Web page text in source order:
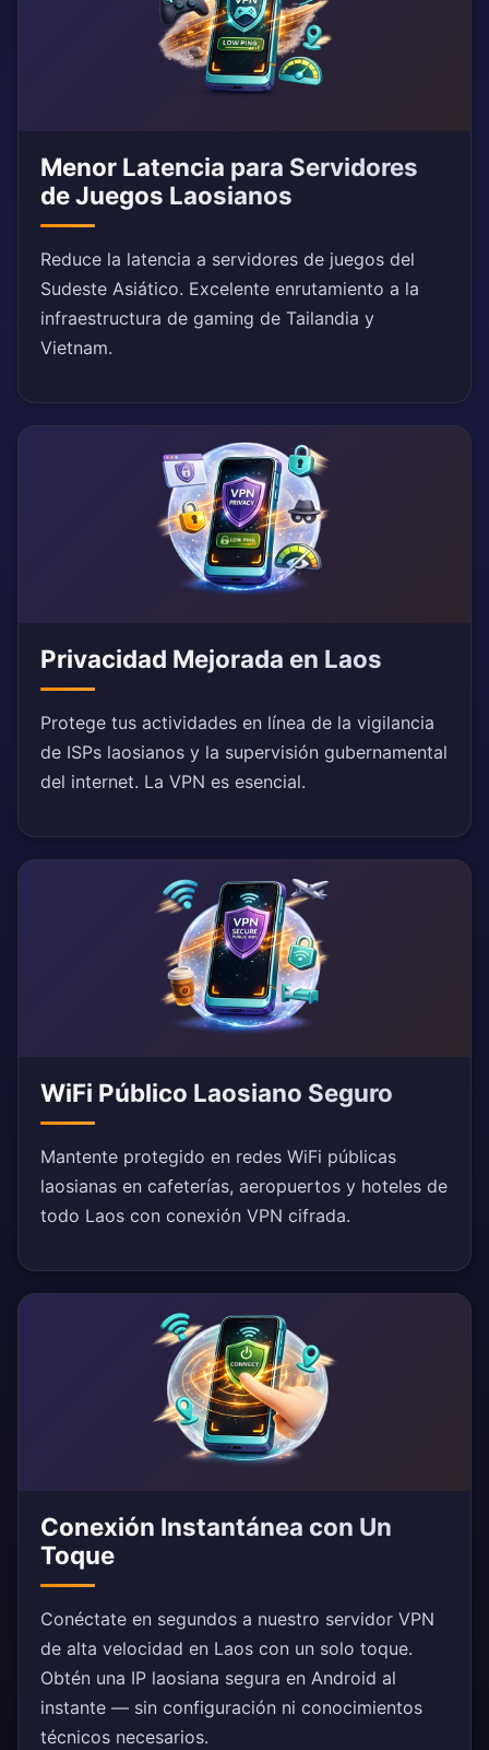
Menor Latencia para Servidores
de Juegos Laosianos
Reduce la latencia a servidores de juegos del
Sudeste Asiático. Excelente enrutamiento a la
infraestructura de gaming de Tailandia y
Vietnam.
Privacidad Mejorada en Laos
Protege tus actividades en línea de la vigilancia
de ISPs laosianos y la supervisión gubernamental
del internet. La VPN es esencial.
WiFi Público Laosiano Seguro
Mantente protegido en redes WiFi públicas
laosianas en cafeterías, aeropuertos y hoteles de
todo Laos con conexión VPN cifrada.
Conexión Instantánea con Un
Toque
Conéctate en segundos a nuestro servidor VPN
de alta velocidad en Laos con un solo toque.
Obtén una IP laosiana segura en Android al
instante — sin configuración ni conocimientos
técnicos necesarios.